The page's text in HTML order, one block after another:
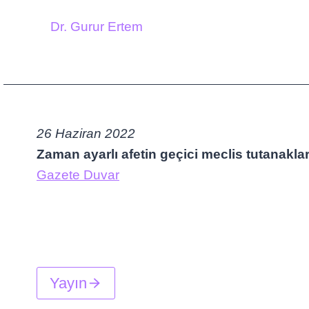
Dr. Gurur Ertem
26 Haziran 2022
Zaman ayarlı afetin geçici meclis
Gazete Duvar
Yayın